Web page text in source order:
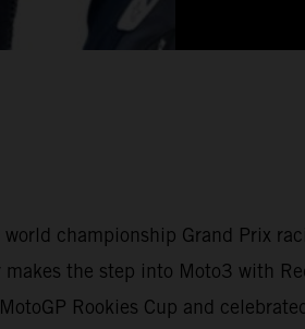
championship Grand Prix
makes the step into Moto3 with
Rookies Cup and